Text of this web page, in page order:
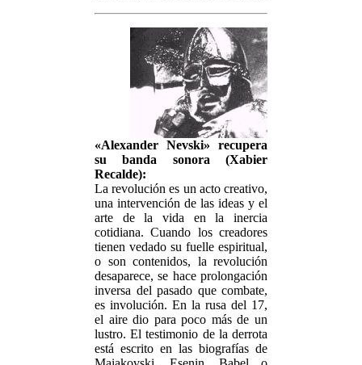
«Alexander Nevski» recupera
su banda sonora (Xabier
Recalde):
La revolución es un acto creativo,
una intervención de las ideas y el
arte de la vida en la inercia
cotidiana. Cuando los creadores
tienen vedado su fuelle espiritual,
o son contenidos, la revolución
desaparece, se hace prolongación
inversa del pasado que combate,
es involución. En la rusa del 17,
el aire dio para poco más de un
lustro. El testimonio de la derrota
está escrito en las biografías de